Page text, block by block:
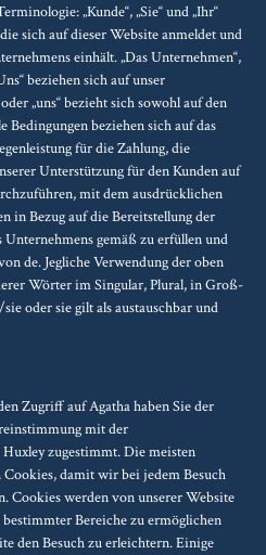
„Kunde“, „Sie“ und „Ihr“
sich auf dieser Website anmeldet und
einhält. „Das Unternehmen“,
beziehen sich auf unser
„uns“ bezieht sich sowohl auf den
Bedingungen beziehen sich auf das
für die Zahlung, die
Unterstützung für den Kunden auf
mit dem ausdrücklichen
in Bezug auf die Bereitstellung der
Unternehmens gemäß zu erfüllen und
de. Jegliche Verwendung der oben
Wörter im Singular, Plural, in Groß-
oder sie gilt als austauschbar und
Zugriff auf Agatha haben Sie der
mit der
zugestimmt. Die meisten
damit wir bei jedem Besuch
Cookies werden von unserer Website
Bereiche zu ermöglichen
den Besuch zu erleichtern. Einige